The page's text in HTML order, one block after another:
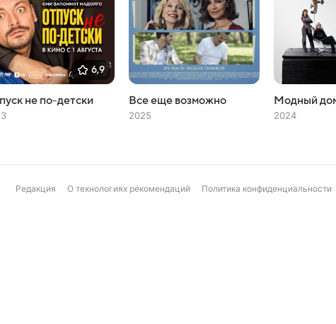
6,9
не по-детски Все еще возможно
2025
Модный
2024
Редакция О технологиях рекомендаций Политика конфиденциальности